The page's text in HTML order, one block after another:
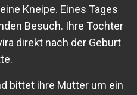
Kneipe. Eines Tages
Besuch. Ihre Tochter
direkt nach der Geburt
bittet ihre Mutter um ein